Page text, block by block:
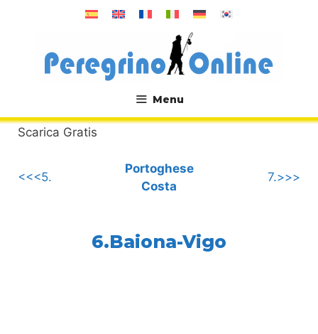
Menu
. Scarica Gratis
<<<5.
Portoghese
Costa
7.>>>
6.Baiona-Vigo